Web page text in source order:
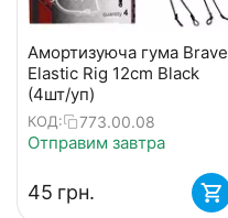
Амортизуюча гума Brave
Elastic Rig 12cm Black
(4шт/уп)
КОД: 773.00.08
Отправим завтра
‍45‍ грн.